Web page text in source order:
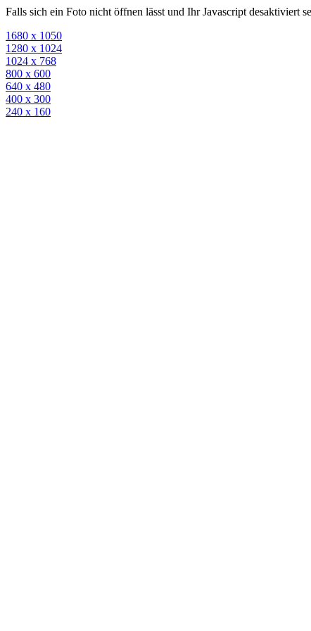
Falls sich ein Foto nicht öffnen lässt und Ihr Javascript desaktiviert
1680 x 1050
1280 x 1024
1024 x 768
800 x 600
640 x 480
400 x 300
240 x 160